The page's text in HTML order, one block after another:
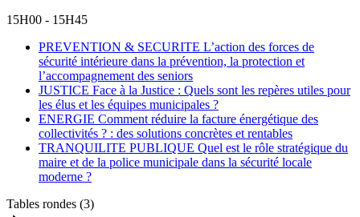
15H00 - 15H45
PREVENTION & SECURITE L’action des forces de
sécurité intérieure dans la prévention, la protection et
l’accompagnement des seniors
JUSTICE Face à la Justice : Quels sont les repères utiles pour
les élus et les équipes municipales ?
ENERGIE Comment réduire la facture énergétique des
collectivités ? : des solutions concrètes et rentables
TRANQUILITE PUBLIQUE Quel est le rôle stratégique du
maire et de la police municipale dans la sécurité locale
moderne ?
Tables rondes (3)